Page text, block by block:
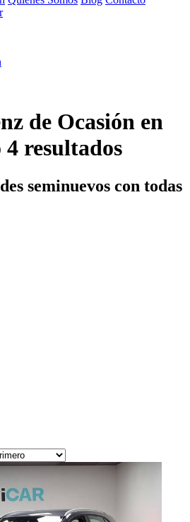
de Ocasión en
4 resultados
seminuevos con todas